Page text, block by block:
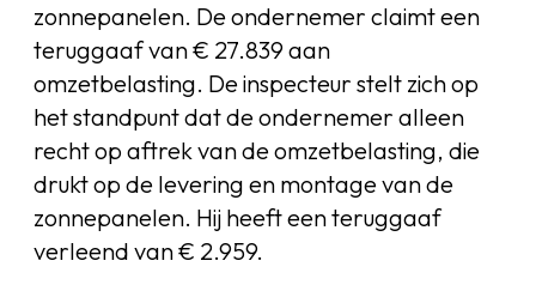
zonnepanelen. De ondernemer claimt een
teruggaaf van € 27.839 aan
omzetbelasting. De inspecteur stelt zich op
het standpunt dat de ondernemer alleen
recht op aftrek van de omzetbelasting, die
drukt op de levering en montage van de
zonnepanelen. Hij heeft een teruggaaf
verleend van € 2.959.